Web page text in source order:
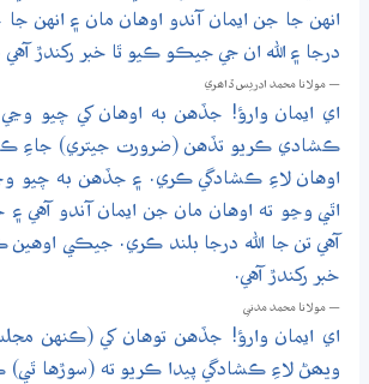
انهن جا جن ايمان آندو اوهان مان ۽ انهن
درجا ۽ الله ان جي جيڪو ڪيو ٿا خبر رکندڙ آهي
— مولانا محمد ادريس ڏاھري
اي ايمان وارؤ! جڏهن به اوهان کي چيو
ڪشادي ڪريو تڏهن (ضرورت جيتري) جاءِ
اوهان لاءِ ڪشادگي ڪري. ۽ جڏهن به چيو وڃي
اٿي وڃو ته اوهان مان جن ايمان آندو آهي ۽
آهي تن جا الله درجا بلند ڪري. جيڪي اوهين
خبر رکندڙ آهي.
— مولانا محمد مدني
اي ايمان وارؤ! جڏهن توهان کي (ڪنهن
ويھڻ لاءِ ڪشادگي پيدا ڪريو ته (سوڙها ٿي)